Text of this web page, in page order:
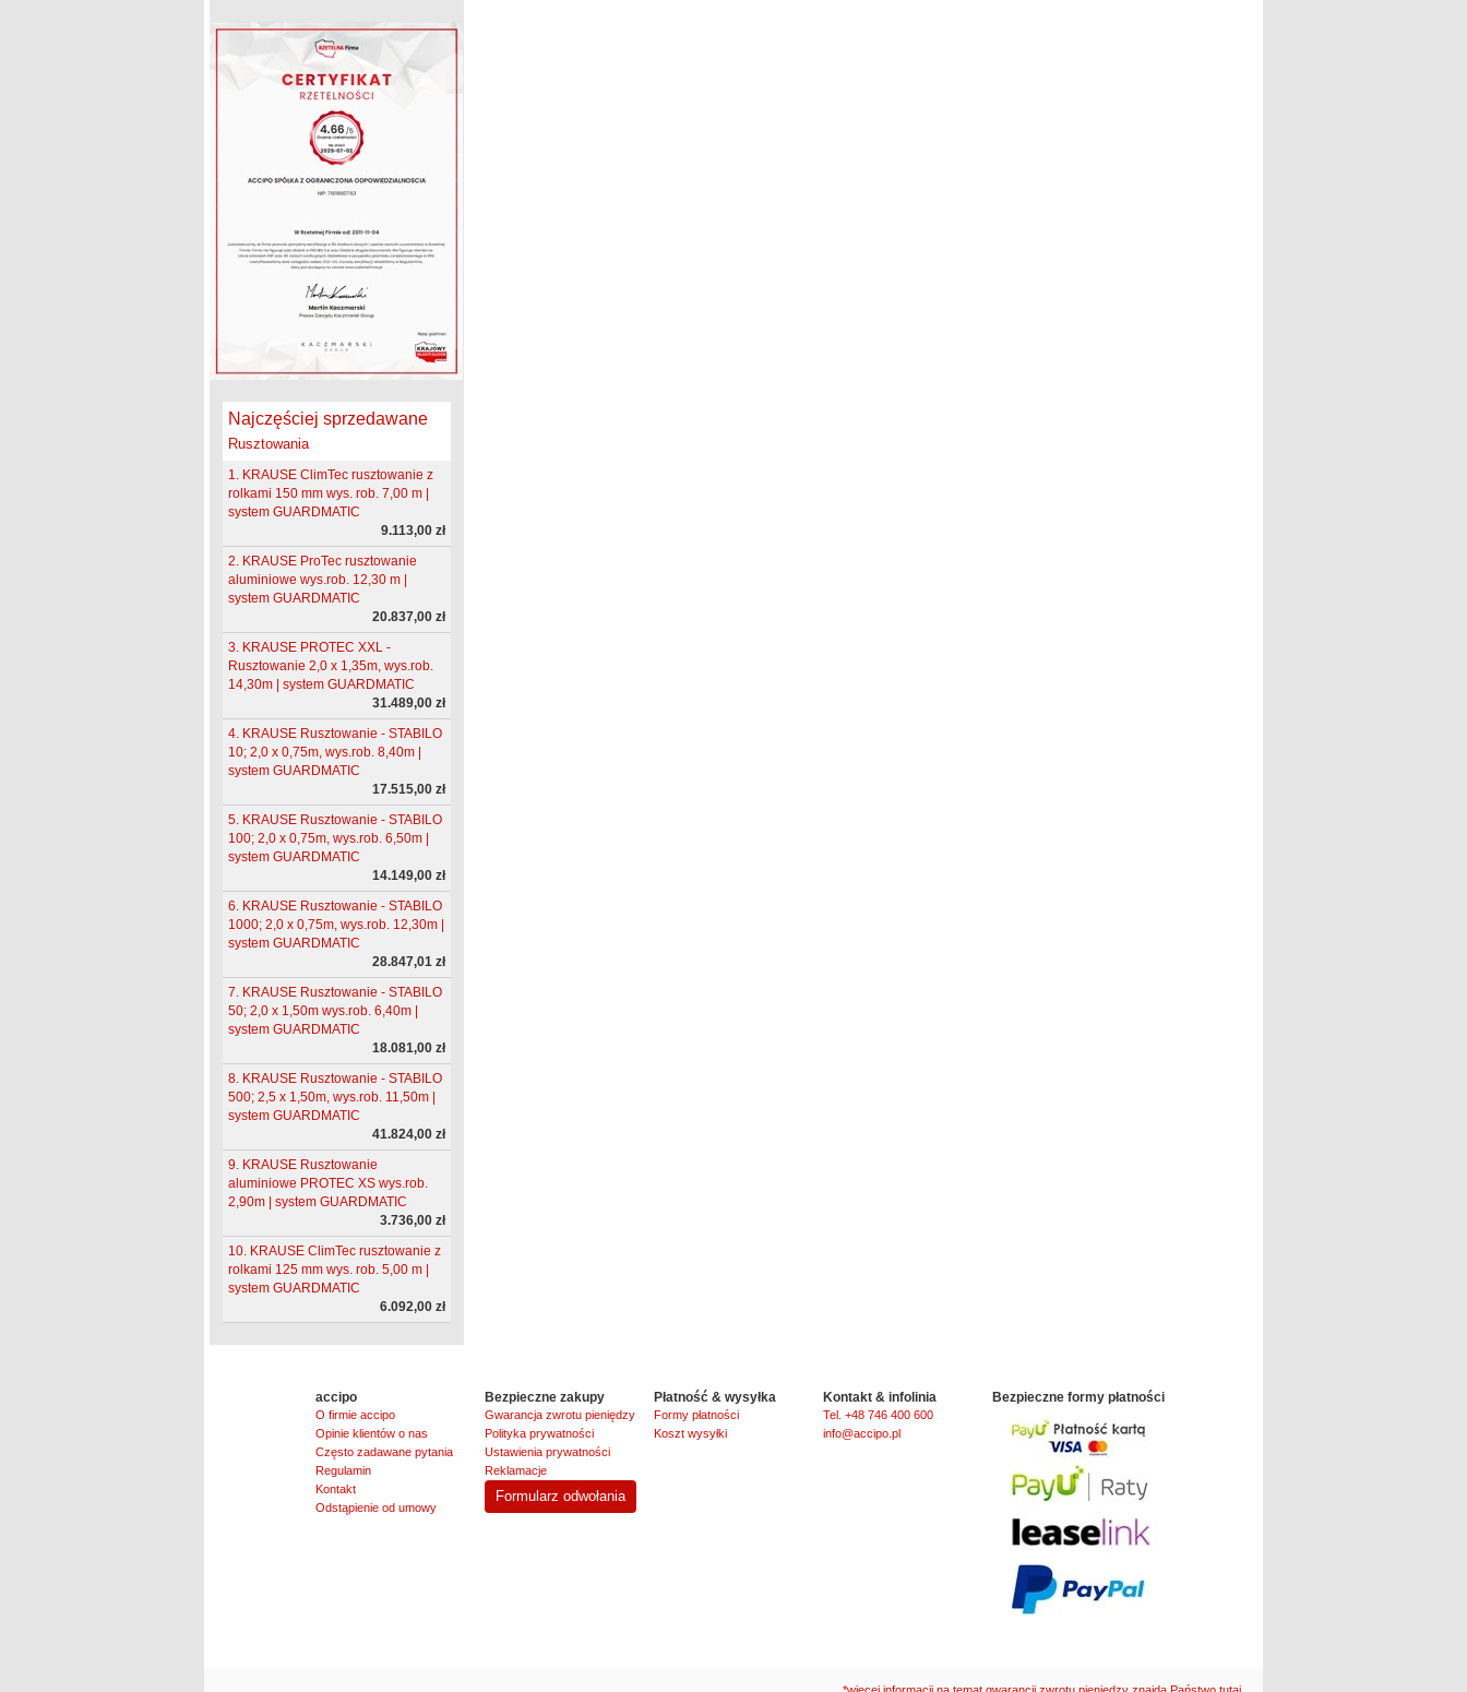
Najczęściej sprzedawane
Rusztowania
1. KRAUSE ClimTec rusztowanie z
rolkami 150 mm wys. rob. 7,00 m |
system GUARDMATIC
9.113,00 zł
2. KRAUSE ProTec rusztowanie
aluminiowe wys.rob. 12,30 m |
system GUARDMATIC
20.837,00 zł
3. KRAUSE PROTEC XXL -
Rusztowanie 2,0 x 1,35m, wys.rob.
14,30m | system GUARDMATIC
31.489,00 zł
4. KRAUSE Rusztowanie - STABILO
10; 2,0 x 0,75m, wys.rob. 8,40m |
system GUARDMATIC
17.515,00 zł
5. KRAUSE Rusztowanie - STABILO
100; 2,0 x 0,75m, wys.rob. 6,50m |
system GUARDMATIC
14.149,00 zł
6. KRAUSE Rusztowanie - STABILO
1000; 2,0 x 0,75m, wys.rob. 12,30m |
system GUARDMATIC
28.847,01 zł
7. KRAUSE Rusztowanie - STABILO
50; 2,0 x 1,50m wys.rob. 6,40m |
system GUARDMATIC
18.081,00 zł
8. KRAUSE Rusztowanie - STABILO
500; 2,5 x 1,50m, wys.rob. 11,50m |
system GUARDMATIC
41.824,00 zł
9. KRAUSE Rusztowanie
aluminiowe PROTEC XS wys.rob.
2,90m | system GUARDMATIC
3.736,00 zł
10. KRAUSE ClimTec rusztowanie z
rolkami 125 mm wys. rob. 5,00 m |
system GUARDMATIC
6.092,00 zł
accipo
O firmie accipo
Opinie klientów o nas
Często zadawane pytania
Regulamin
Kontakt
Odstąpienie od umowy
Bezpieczne zakupy
Gwarancja zwrotu pieniędzy
Polityka prywatności
Ustawienia prywatności
Reklamacje
Formularz odwołania
Płatność & wysyłka
Formy płatności
Koszt wysyłki
Kontakt & infolinia
Tel. +48 746 400 600
info@accipo.pl
Bezpieczne formy płatności
*więcej informacji na temat gwarancji zwrotu pieniędzy znajdą Państwo tutaj